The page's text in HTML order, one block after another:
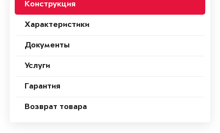
Конструкция
Характеристики
Документы
Услуги
Гарантия
Возврат товара